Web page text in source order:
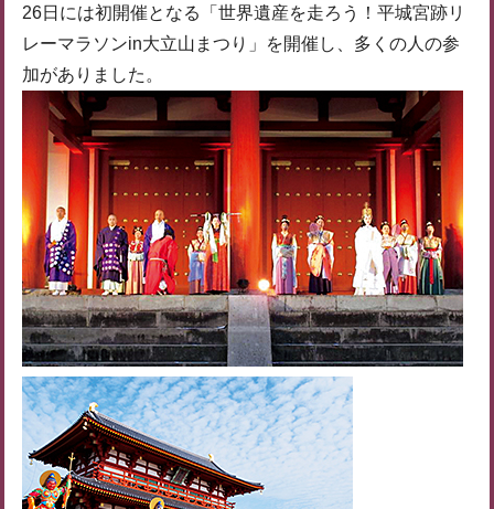
26日には初開催となる「世界遺産を走ろう！平城宮跡リ
レーマラソンin大立山まつり」を開催し、多くの人の参
加がありました。